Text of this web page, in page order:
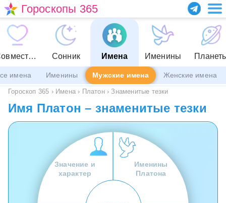
Гороскопы 365
Совместимость Сонник Имена Именины
имена Именины Мужские имена Женские имена
Гороскоп 365 › Имена › Платон › Знаменитые тезки
Имя Платон – знаменитые тезки
Значение и
характер
Именины
Платона